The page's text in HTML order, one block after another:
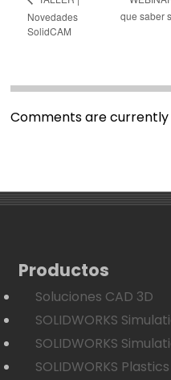
Novedades
SolidCAM
que saber
Comments are currently
Productos
Soluciones CAD 3D
SOLIDWORKS
SOLIDWORKS
SOLIDWORKS Plastics